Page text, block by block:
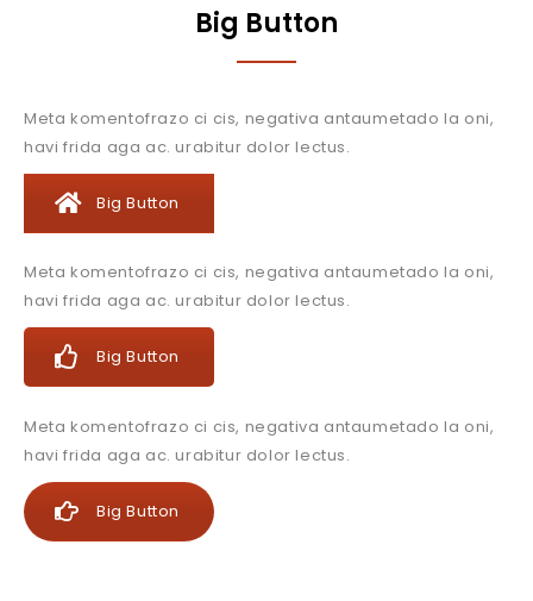
Big Button
Meta komentofrazo ci cis, negativa antaumetado la oni,
havi frida aga ac. urabitur dolor lectus.
Big Button
Meta komentofrazo ci cis, negativa antaumetado la oni,
havi frida aga ac. urabitur dolor lectus.
Big Button
Meta komentofrazo ci cis, negativa antaumetado la oni,
havi frida aga ac. urabitur dolor lectus.
Big Button